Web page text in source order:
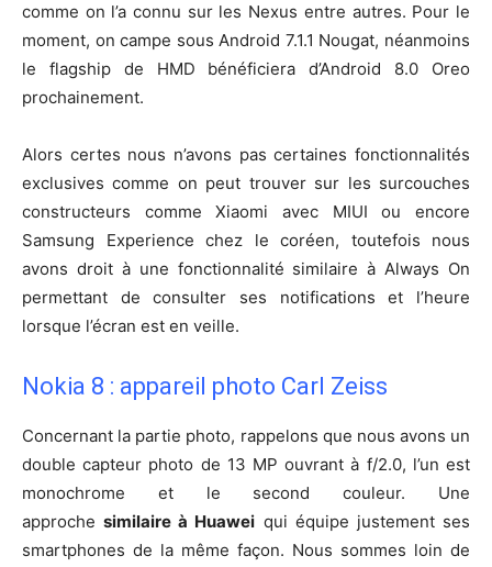
comme on l’a connu sur les Nexus entre autres. Pour le
moment, on campe sous Android 7.1.1 Nougat, néanmoins
le flagship de HMD bénéficiera d’Android 8.0 Oreo
prochainement.
Alors certes nous n’avons pas certaines fonctionnalités
exclusives comme on peut trouver sur les surcouches
constructeurs comme Xiaomi avec MIUI ou encore
Samsung Experience chez le coréen, toutefois nous
avons droit à une fonctionnalité similaire à Always On
permettant de consulter ses notifications et l’heure
lorsque l’écran est en veille.
Nokia 8 : appareil photo Carl Zeiss
Concernant la partie photo, rappelons que nous avons un
double capteur photo de 13 MP ouvrant à f/2.0, l’un est
monochrome et le second couleur. Une
approchesimilaire à Huawei qui équipe justement ses
smartphones de la même façon. Nous sommes loin de